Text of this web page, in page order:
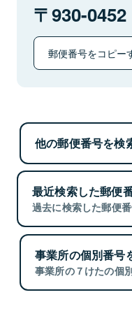
930-0452
郵便番号をコピー
他の郵便番号を検
最近検索した郵便
過去に検索した郵便
事業所の個別番号
事業所の７けたの個